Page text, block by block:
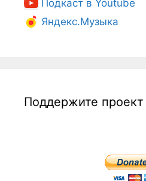
Подкаст в Youtube
Яндекс.Музыка
Поддержите проект